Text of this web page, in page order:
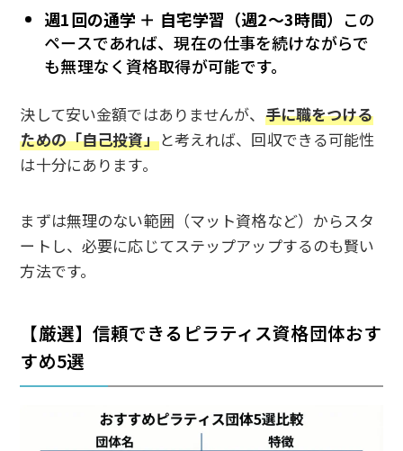
週1回の通学 ＋ 自宅学習（週2〜3時間） この
ペースであれば、現在の仕事を続けながらで
も無理なく資格取得が可能です。
決して安い金額ではありませんが、 手に職をつける
ための「自己投資」と考えれば、回収できる可能性
は十分にあります。
まずは無理のない範囲（マット資格など）からスタ
ートし、必要に応じてステップアップするのも賢い
方法です。
【厳選】信頼できるピラティス資格団体おす
すめ5選